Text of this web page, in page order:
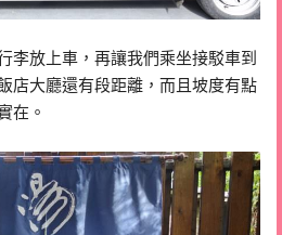
李放上車，再讓我們乘坐接駁車到
店大廳還有段距離，而且坡度有點
在。